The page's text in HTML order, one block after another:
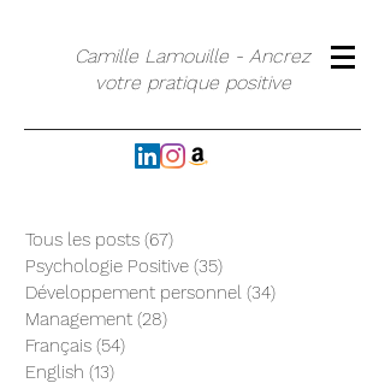
Camille Lamouille - Ancrez
votre pratique positive
Tous les posts (67)
Psychologie Positive (35)
Développement personnel (34)
Management (28)
Français (54)
English (13)